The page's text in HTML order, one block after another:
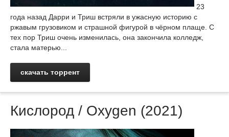
23
года назад Дарри и Триш встряли в ужасную историю с
ржавым грузовиком и страшной фигурой в чёрном плаще. С
тех пор Триш очень изменилась, она закончила колледж,
стала матерью...
скачать торрент
Кислород / Oxygen (2021)